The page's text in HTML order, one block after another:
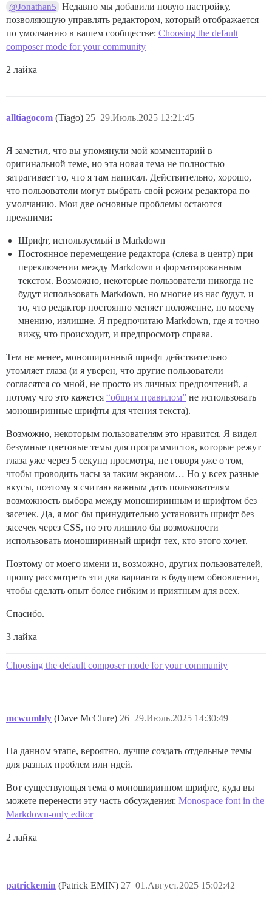
@Jonathan5
Недавно мы добавили новую настройку,
позволяющую управлять редактором, который отображается
по умолчанию в вашем сообществе: Choosing the default
composer mode for your community
2 лайка
alltiagocom (Tiago) 29.Июль.2025 12:21:45
25
Я заметил, что вы упомянули мой комментарий в
оригинальной теме, но эта новая тема не полностью
затрагивает то, что я там написал. Действительно, хорошо,
что пользователи могут выбрать свой режим редактора по
умолчанию. Мои две основные проблемы остаются
прежними:
Шрифт, используемый в Markdown
Постоянное перемещение редактора (слева в центр) при
переключении между Markdown и форматированным
текстом. Возможно, некоторые пользователи никогда не
будут использовать Markdown, но многие из нас будут, и
то, что редактор постоянно меняет положение, по моему
мнению, излишне. Я предпочитаю Markdown, где я точно
вижу, что происходит, и предпросмотр справа.
Тем не менее, моноширинный шрифт действительно
утомляет глаза (и я уверен, что другие пользователи
согласятся со мной, не просто из личных предпочтений, а
потому что это кажется “общим правилом” не использовать
моноширинные шрифты для чтения текста).
Возможно, некоторым пользователям это нравится. Я видел
безумные цветовые темы для программистов, которые режут
глаза уже через 5 секунд просмотра, не говоря уже о том,
чтобы проводить часы за таким экраном… Но у всех разные
вкусы, поэтому я считаю важным дать пользователям
возможность выбора между моноширинным и шрифтом без
засечек. Да, я мог бы принудительно установить шрифт без
засечек через CSS, но это лишило бы возможности
использовать моноширинный шрифт тех, кто этого хочет.
Поэтому от моего имени и, возможно, других пользователей,
прошу рассмотреть эти два варианта в будущем обновлении,
чтобы сделать опыт более гибким и приятным для всех.
Спасибо.
3 лайка
Choosing the default composer mode for your community
mcwumbly (Dave McClure) 29.Июль.2025 14:30:49
26
На данном этапе, вероятно, лучше создать отдельные темы
для разных проблем или идей.
Вот существующая тема о моноширинном шрифте, куда вы
можете перенести эту часть обсуждения: Monospace font in the
Markdown-only editor
2 лайка
patrickemin (Patrick EMIN) 01.Август.2025 15:02:42
27